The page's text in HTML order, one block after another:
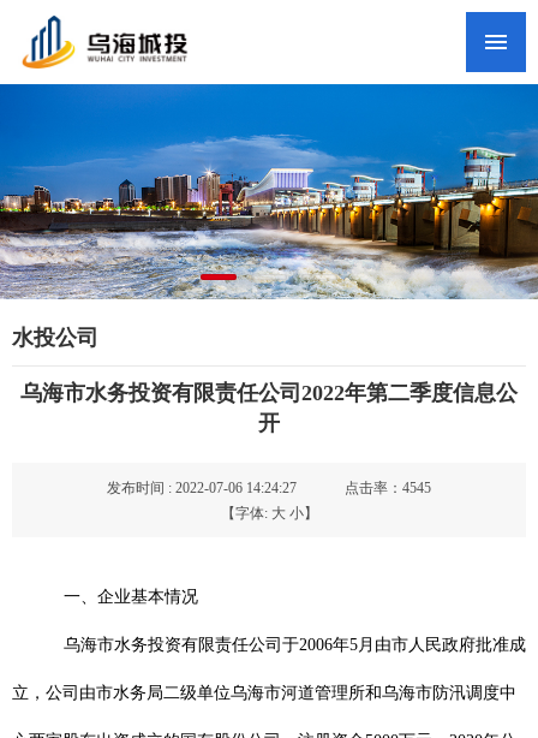
集团概况
政务公开
党群工作
纪检监察
联系我们
水投公司
乌海市水务投资有限责任公司2022年第二季度信息公
开
发布时间 : 2022-07-06 14:24:27
点击率：4545
【字体: 大 小】
一、企业基本情况
乌海市水务投资有限责任公司于2006年5月由市人民政府批准成
立，公司由市水务局二级单位乌海市河道管理所和乌海市防汛调度中